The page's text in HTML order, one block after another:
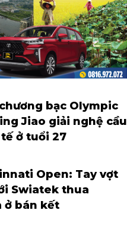
bạc Olympic
Jiao giải nghệ cầu
ở tuổi 27
Open: Tay vợt
Swiatek thua
ở bán kết